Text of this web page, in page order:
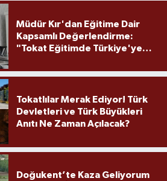
Müdür Kır'dan Eğitime Dair
Kapsamlı Değerlendirme:
"Tokat Eğitimde Türkiye'ye
Tokatlılar Merak Ediyor! Türk
Devletleri ve Türk Büyükleri
Anıtı Ne Zaman Açılacak?
Doğukent’te Kaza Geliyorum